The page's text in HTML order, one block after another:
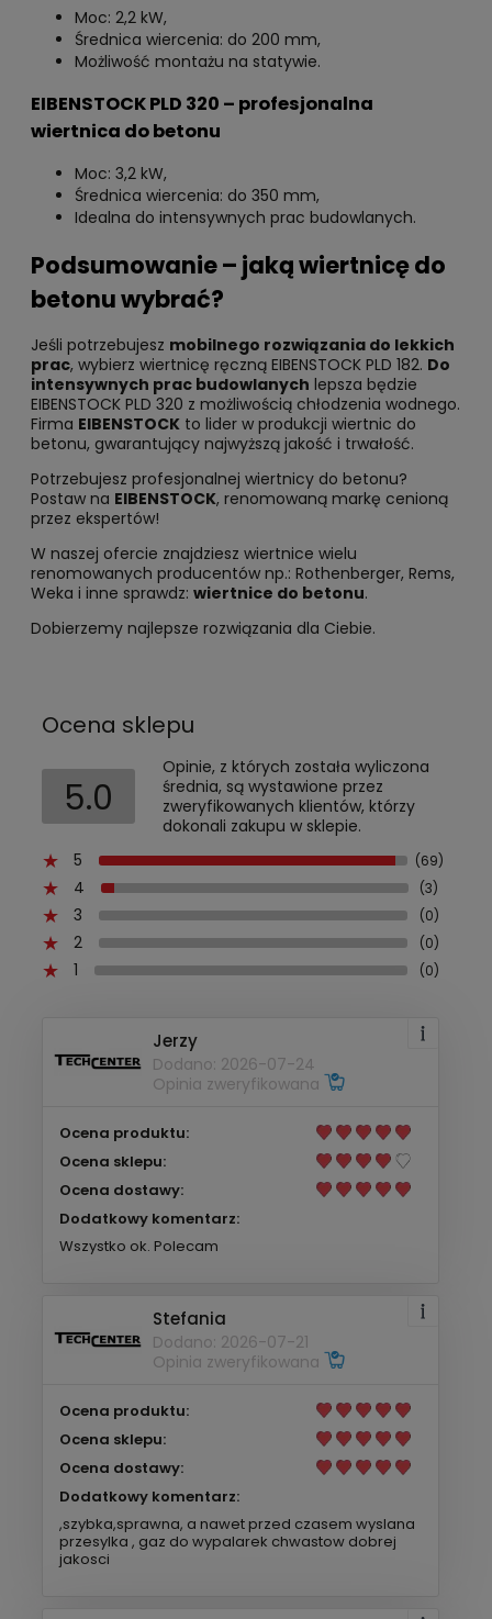
Moc: 2,2 kW,
Średnica wiercenia: do 200 mm,
Możliwość montażu na statywie.
EIBENSTOCK PLD 320 – profesjonalna
wiertnica do betonu
Moc: 3,2 kW,
Średnica wiercenia: do 350 mm,
Idealna do intensywnych prac budowlanych.
Podsumowanie – jaką wiertnicę do
betonu wybrać?
Jeśli potrzebujesz mobilnego rozwiązania do lekkich
prac, wybierz wiertnicę ręczną EIBENSTOCK PLD 182. Do
intensywnych prac budowlanych lepsza będzie
EIBENSTOCK PLD 320 z możliwością chłodzenia wodnego.
Firma EIBENSTOCK to lider w produkcji wiertnic do
betonu, gwarantujący najwyższą jakość i trwałość.
Potrzebujesz profesjonalnej wiertnicy do betonu?
Postaw na EIBENSTOCK, renomowaną markę cenioną
przez ekspertów!
W naszej ofercie znajdziesz wiertnice wielu
renomowanych producentów np.: Rothenberger, Rems,
Weka i inne sprawdz: wiertnice do betonu.
Dobierzemy najlepsze rozwiązania dla Ciebie.
Ocena sklepu
5.0
Opinie, z których została wyliczona
średnia, są wystawione przez
zweryfikowanych klientów, którzy
dokonali zakupu w sklepie.
5
(69)
4 (3)
3 (0)
2 (0)
1 (0)
Jerzy
Dodano: 2026-07-24
Opinia zweryfikowana
Ocena produktu:
Ocena sklepu:
Ocena dostawy:
Dodatkowy komentarz:
Wszystko ok. Polecam
Stefania
Dodano: 2026-07-21
Opinia zweryfikowana
Ocena produktu:
Ocena sklepu:
Ocena dostawy:
Dodatkowy komentarz:
,szybka,sprawna, a nawet przed czasem wyslana
przesylka , gaz do wypalarek chwastow dobrej
jakosci